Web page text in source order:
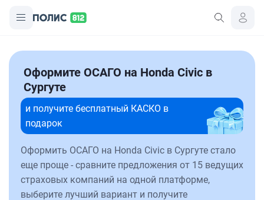
Оформите ОСАГО на Honda Civic в
Сургуте
и получите бесплатный КАСКО в
подарок
Оформить ОСАГО на Honda Civic в Сургуте стало
еще проще - сравните предложения от 15 ведущих
страховых компаний на одной платформе,
выберите лучший вариант и получите